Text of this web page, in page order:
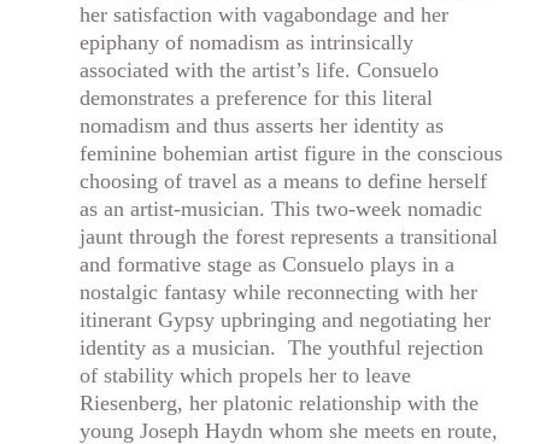
her satisfaction with vagabondage and her
epiphany of nomadism as intrinsically
associated with the artist’s life. Consuelo
demonstrates a preference for this literal
nomadism and thus asserts her identity as
feminine bohemian artist figure in the conscious
choosing of travel as a means to define herself
as an artist-musician. This two-week nomadic
jaunt through the forest represents a transitional
and formative stage as Consuelo plays in a
nostalgic fantasy while reconnecting with her
itinerant Gypsy upbringing and negotiating her
identity as a musician. The youthful rejection
of stability which propels her to leave
Riesenberg, her platonic relationship with the
young Joseph Haydn whom she meets en route,